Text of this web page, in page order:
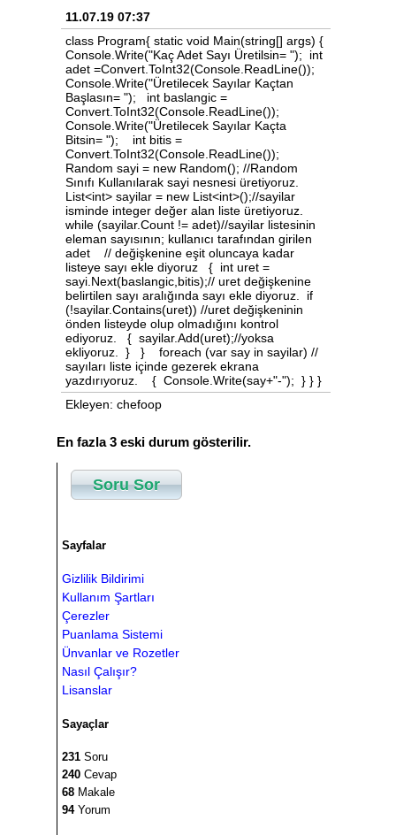
11.07.19 07:37
class Program{ static void Main(string[] args) {
Console.Write("Kaç Adet Sayı Üretilsin= "); int
adet =Convert.ToInt32(Console.ReadLine());
Console.Write("Üretilecek Sayılar Kaçtan
Başlasın= "); int baslangic =
Convert.ToInt32(Console.ReadLine());
Console.Write("Üretilecek Sayılar Kaçta
Bitsin= "); int bitis =
Convert.ToInt32(Console.ReadLine());
Random sayi = new Random(); //Random
Sınıfı Kullanılarak sayi nesnesi üretiyoruz.
List<int> sayilar = new List<int>();//sayilar
isminde integer değer alan liste üretiyoruz.
while (sayilar.Count != adet)//sayilar listesinin
eleman sayısının; kullanıcı tarafından girilen
adet // değişkenine eşit oluncaya kadar
listeye sayı ekle diyoruz { int uret =
sayi.Next(baslangic,bitis);// uret değişkenine
belirtilen sayı aralığında sayı ekle diyoruz. if
(!sayilar.Contains(uret)) //uret değişkeninin
önden listeyde olup olmadığını kontrol
ediyoruz. { sayilar.Add(uret);//yoksa
ekliyoruz. } } foreach (var say in sayilar) //
sayıları liste içinde gezerek ekrana
yazdırıyoruz. { Console.Write(say+"-"); } } }
Ekleyen: chefoop
En fazla 3 eski durum gösterilir.
Soru Sor
Sayfalar
Gizlilik Bildirimi
Kullanım Şartları
Çerezler
Puanlama Sistemi
Ünvanlar ve Rozetler
Nasıl Çalışır?
Lisanslar
Sayaçlar
231 Soru
240 Cevap
68 Makale
94Yorum